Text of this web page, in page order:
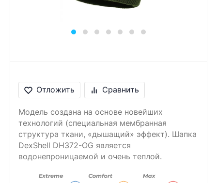
Отложить Сравнить
Модель создана на основе новейших
технологий (специальная мембранная
структура ткани, «дышащий» эффект). Шапка
DexShell DH372-OG является
водонепроницаемой и очень теплой.